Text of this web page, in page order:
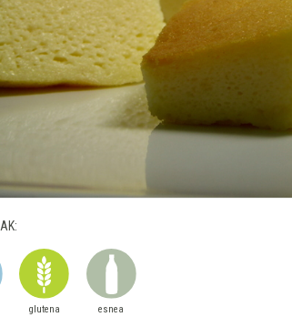
glutena esnea